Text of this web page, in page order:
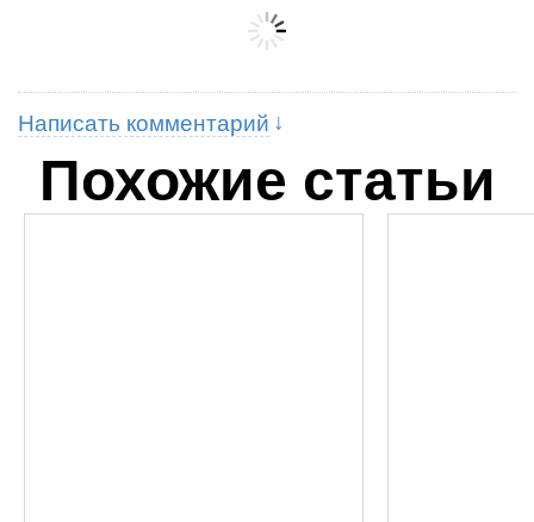
Написать комментарий
Похожие статьи